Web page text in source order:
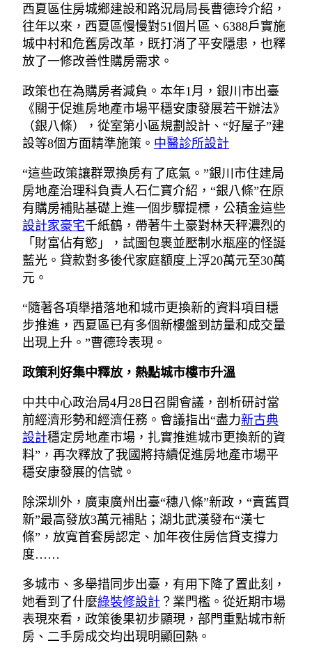
西夏區住房城鄉建設和路況局局長曹德玲介紹，
往年以來，西夏區慢慢對51個片區、6388戶實施
城中村和危舊房改革，既打消了平安隱患，也釋
放了一修改善性購房需求。
政策也在為購房者減負。本年1月，銀川市出臺
《關于促進房地產市場平穩安康發展若干辦法》
（銀八條），從室第小區規劃設計、“好屋子”建
設等8個方面精準施策。 中醫診所設計
“這些政策讓群眾換房有了底氣。”銀川市住建局
房地產治理科負責人石仁寶介紹，“銀八條”在原
有購房補貼基礎上進一個步驟提標，公積金這些
設計家豪宅千紙鶴，帶著牛土豪對林天秤濃烈的
「財富佔有慾」，試圖包裹並壓制水瓶座的怪誕
藍光。貸款對多後代家庭額度上浮20萬元至30萬
元。
“隨著各項舉措落地和城市更換新的資料項目穩
步推進，西夏區已有多個新樓盤到訪量和成交量
出現上升。”曹德玲表現。
政策利好集中釋放，熱點城市樓市升溫
中共中心政治局4月28日召開會議，剖析研討當
前經濟形勢和經濟任務。會議指出“盡力新古典
設計穩定房地產市場，扎實推進城市更換新的資
料”，再次釋放了我國將持續促進房地產市場平
穩安康發展的信號。
除深圳外，廣東廣州出臺“穗八條”新政，“賣舊買
新”最高發放3萬元補貼；湖北武漢發布“漢七
條”，放寬首套房認定、加年夜住房信貸支撐力
度……
多城市、多舉措同步出臺，有用下降了置此刻，
她看到了什麼綠裝修設計 ？業門檻。從近期市場
表現來看，政策後果初步顯現，部門重點城市新
房、二手房成交均出現明顯回熱。